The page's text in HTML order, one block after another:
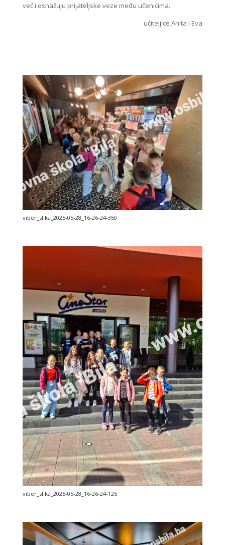
već i osnažuju prijateljske veze među učenicima.
učiteljice Anita i Eva
viber_slika_2025-05-28_16-26-24-350
viber_slika_2025-05-28_16-26-24-125